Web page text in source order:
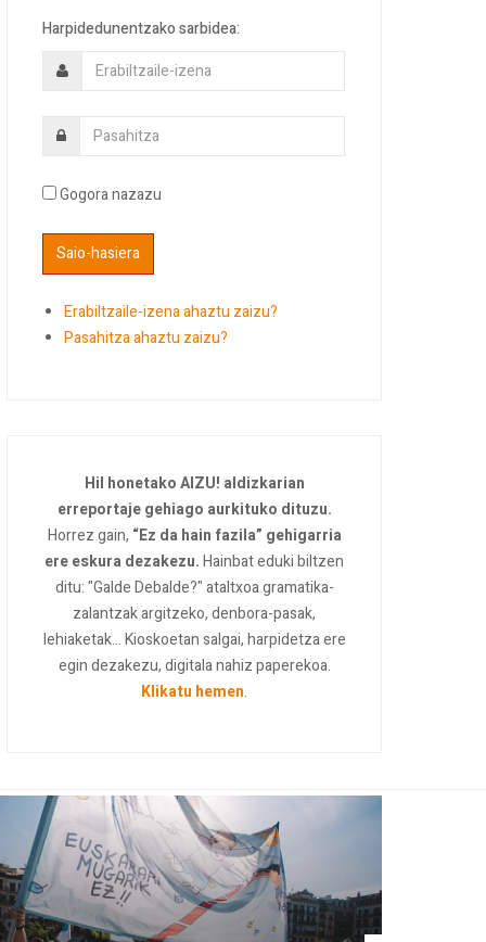
Harpidedunentzako sarbidea:
Gogora nazazu
Erabiltzaile-izena ahaztu zaizu?
Pasahitza ahaztu zaizu?
Hil honetako AIZU! aldizkarian
erreportaje gehiago aurkituko dituzu.
Horrez gain, “Ez da hain fazila” gehigarria
ere eskura dezakezu.Hainbat eduki biltzen
ditu: "Galde Debalde?" ataltxoa gramatika-
zalantzak argitzeko, denbora-pasak,
lehiaketak... Kioskoetan salgai, harpidetza ere
egin dezakezu, digitala nahiz paperekoa.
Klikatu hemen.